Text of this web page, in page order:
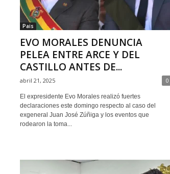
Pais
EVO MORALES DENUNCIA
PELEA ENTRE ARCE Y DEL
CASTILLO ANTES DE...
abril 21, 2025 0
El expresidente Evo Morales realizó fuertes
declaraciones este domingo respecto al caso del
exgeneral Juan José Zúñiga y los eventos que
rodearon la toma...